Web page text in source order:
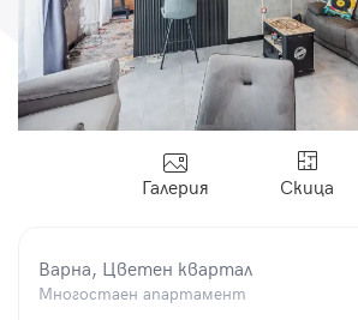
Галерия Скица
Варна, Цветен квартал
Многостаен апартамент
Парола
Вход с имейл
Регистрация